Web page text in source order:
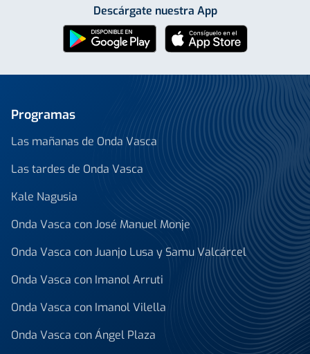
Descárgate nuestra App
Programas
Las mañanas de Onda Vasca
Las tardes de Onda Vasca
Kale Nagusia
Onda Vasca con José Manuel Monje
Onda Vasca con Juanjo Lusa y Samu Valcárcel
Onda Vasca con Imanol Arruti
Onda Vasca con Imanol Vilella
Onda Vasca con Ángel Plaza